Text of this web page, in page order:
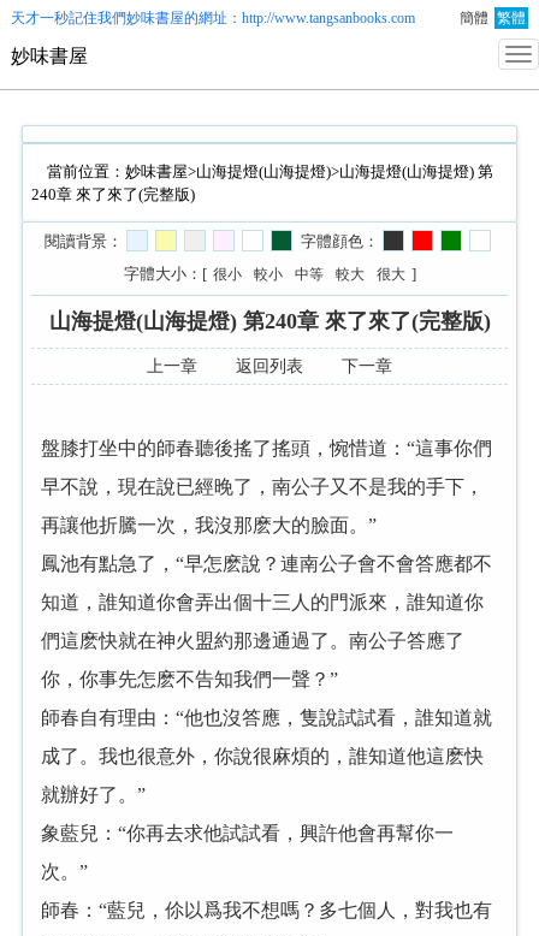
天才一秒記住我們妙味書屋的網址：http://www.tangsanbooks.com 簡體 繁體
妙味書屋
當前位置： 妙味書屋>山海提燈(山海提燈)>山海提燈(山海提燈) 第
240章 來了來了(完整版)
閱讀背景：
字體顔色：
字體大小：[ 很小 較小 中等 較大 很大 ]
山海提燈(山海提燈) 第240章 來了來了(完整版)
上一章 返回列表 下一章
盤膝打坐中的師春聽後搖了搖頭，惋惜道：“這事你們
早不說，現在說已經晚了，南公子又不是我的手下，
再讓他折騰一次，我沒那麽大的臉面。”
鳳池有點急了，“早怎麽說？連南公子會不會答應都不
知道，誰知道你會弄出個十三人的門派來，誰知道你
們這麽快就在神火盟約那邊通過了。南公子答應了
你，你事先怎麽不告知我們一聲？”
師春自有理由：“他也沒答應，隻說試試看，誰知道就
成了。我也很意外，你說很麻煩的，誰知道他這麽快
就辦好了。”
象藍兒：“你再去求他試試看，興許他會再幫你一
次。”
師春：“藍兒，伱以爲我不想嗎？多七個人，對我也有